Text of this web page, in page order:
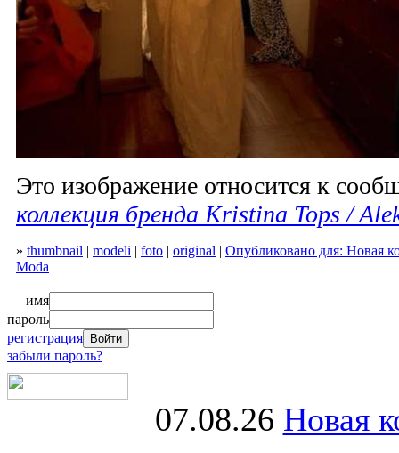
Это изображение относится к
коллекция бренда Kristina Tops /
» thumbnail | modeli | foto | original | Опубликовано для: Новая
Moda
имя
пароль
регистрация
забыли пароль?
07.08.26 Новая